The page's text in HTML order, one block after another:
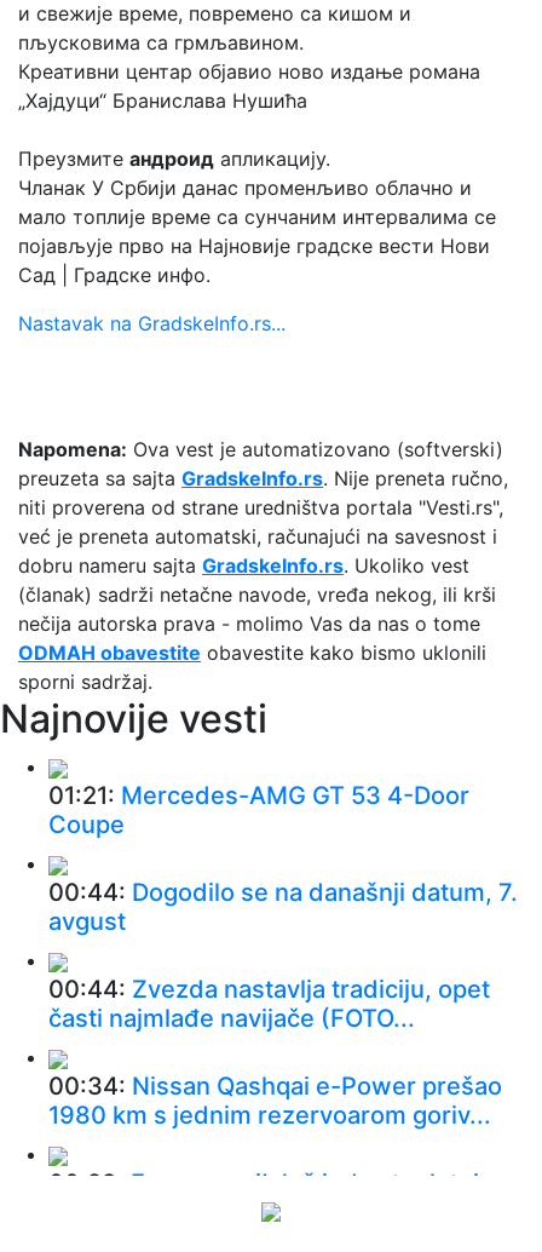
и свежије време, повремено са кишом и
пљусковима са грмљавином.
Креативни центар објавио ново издање романа
„Хајдуци“ Бранислава Нушића
Преузмите андроид апликацију.
Чланак У Србији данас променљиво облачно и
мало топлије време са сунчаним интервалима се
појављује прво на Најновије градске вести Нови
Сад | Градске инфо.
Nastavak na GradskeInfo.rs...
Napomena: Ova vest je automatizovano (softverski)
preuzeta sa sajta GradskeInfo.rs. Nije preneta ručno,
niti proverena od strane uredništva portala "Vesti.rs",
već je preneta automatski, računajući na savesnost i
dobru nameru sajta GradskeInfo.rs. Ukoliko vest
(članak) sadrži netačne navode, vređa nekog, ili krši
nečija autorska prava - molimo Vas da nas o tome
ODMAH obavestite obavestite kako bismo uklonili
sporni sadržaj.
Najnovije vesti
01:21: Mercedes-AMG GT 53 4-Door
Coupe
00:44: Dogodilo se na današnji datum, 7.
avgust
00:44: Zvezda nastavlja tradiciju, opet
časti najmlađe navijače (FOTO...
00:34: Nissan Qashqai e-Power prešao
1980 km s jednim rezervoarom goriv...
00:29: Evropa gori! Još jedan toplotni
talas, cela Italija pod crvenim ...